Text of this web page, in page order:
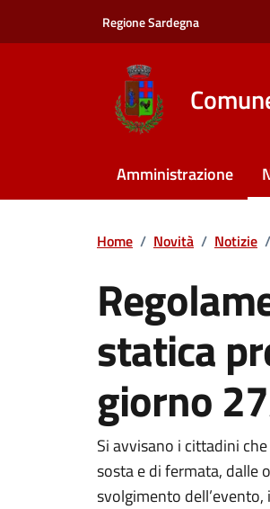
Regione Sardegna
Amministrazione
Home / Novità / Notizie /
statica
giorno
Dettagli
Si avvisano i cittadini
sosta e di fermata, dalle
svolgimento dell’evento,